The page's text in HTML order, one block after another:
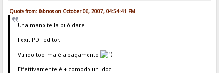
Quote from: fabnos on October 06, 2007, 04:54:41 PM
Una mano te la può dare
Foxit PDF editor.
Valido tool ma è a pagamento
Effettivamente è + comodo un .doc